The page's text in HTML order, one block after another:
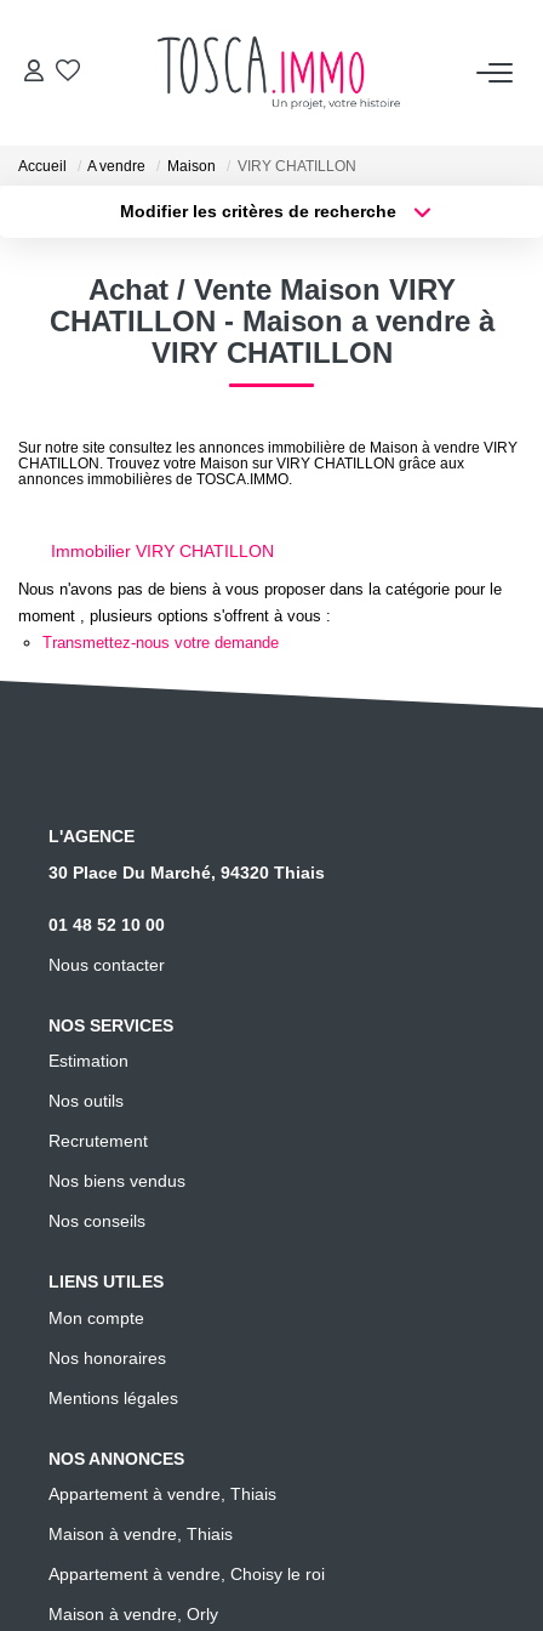
TOSCA
L'équipe
Les vidéos
Les conseils
Le recrutement
CONTACT
Accueil A vendre Maison VIRY CHATILLON
Modifier les critères de recherche
Surface min Budget max
Plus de critères Créer une alerte
Achat / Vente Maison VIRY
CHATILLON - Maison a vendre à
VIRY CHATILLON
Sur notre site consultez les annonces immobilière de Maison à vendre VIRY
CHATILLON. Trouvez votre Maison sur VIRY CHATILLON grâce aux
annonces immobilières de TOSCA.IMMO.
Immobilier VIRY CHATILLON
Nous n'avons pas de biens à vous proposer dans la catégorie pour le
moment , plusieurs options s'offrent à vous :
Transmettez-nous votre demande
L'AGENCE
30 Place Du Marché, 94320 Thiais
01 48 52 10 00
Nous contacter
NOS SERVICES
Estimation
Nos outils
Recrutement
Nos biens vendus
Nos conseils
LIENS UTILES
Mon compte
Nos honoraires
Mentions légales
NOS ANNONCES
Appartement à vendre, Thiais
Maison à vendre, Thiais
Appartement à vendre, Choisy le roi
Maison à vendre, Orly